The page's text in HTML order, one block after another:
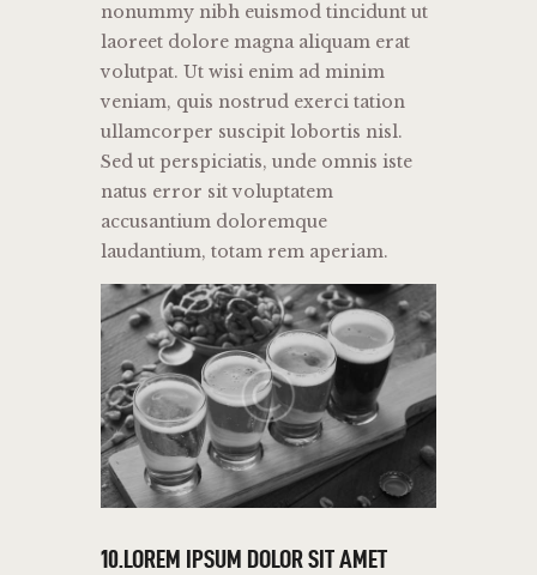
nonummy nibh euismod tincidunt ut
laoreet dolore magna aliquam erat
volutpat. Ut wisi enim ad minim
veniam, quis nostrud exerci tation
ullamcorper suscipit lobortis nisl.
Sed ut perspiciatis, unde omnis iste
natus error sit voluptatem
accusantium doloremque
laudantium, totam rem aperiam.
10.LOREM IPSUM DOLOR SIT AMET